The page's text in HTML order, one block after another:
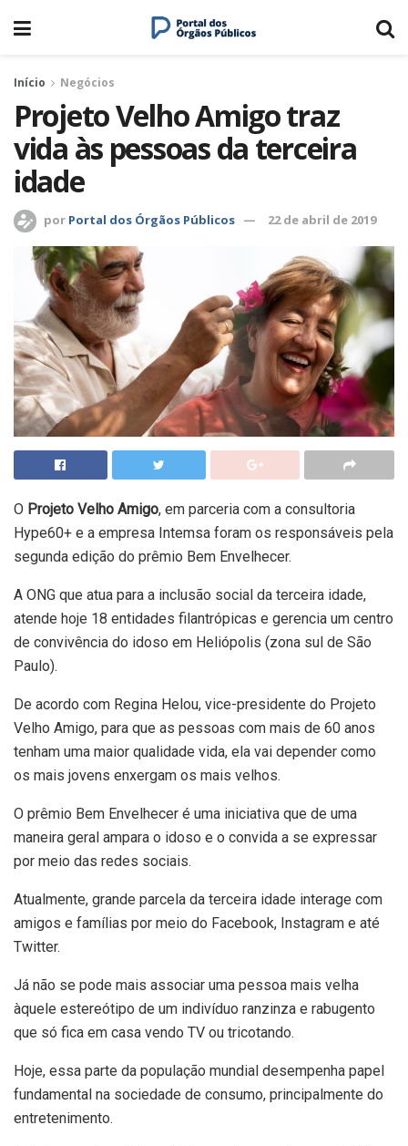
Início Negócios
Projeto Velho Amigo traz
vida às pessoas da terceira
idade
por Portal dos Órgãos Públicos 22 de abril de 2019
O Projeto Velho Amigo, em parceria com a consultoria
Hype60+ e a empresa Intemsa foram os responsáveis pela
segunda edição do prêmio Bem Envelhecer.
A ONG que atua para a inclusão social da terceira idade,
atende hoje 18 entidades filantrópicas e gerencia um centro
de convivência do idoso em Heliópolis (zona sul de São
Paulo).
De acordo com Regina Helou, vice-presidente do Projeto
Velho Amigo, para que as pessoas com mais de 60 anos
tenham uma maior qualidade vida, ela vai depender como
os mais jovens enxergam os mais velhos.
O prêmio Bem Envelhecer é uma iniciativa que de uma
maneira geral ampara o idoso e o convida a se expressar
por meio das redes sociais.
Atualmente, grande parcela da terceira idade interage com
amigos e famílias por meio do Facebook, Instagram e até
Twitter.
Já não se pode mais associar uma pessoa mais velha
àquele estereótipo de um indivíduo ranzinza e rabugento
que só fica em casa vendo TV ou tricotando.
Hoje, essa parte da população mundial desempenha papel
fundamental na sociedade de consumo, principalmente do
entretenimento.